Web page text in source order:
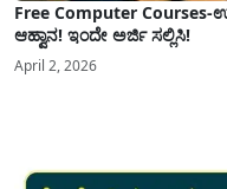
Free Computer
ಆಹ್ವಾನ! ಇಂದೇ ಅರ್ಜಿ ಸಲ್ಲಿಸಿ!
April 2, 2026